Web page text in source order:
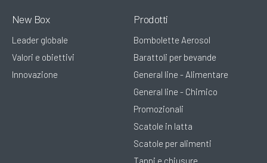
New Box
Leader globale
Valori e obiettivi
Innovazione
Prodotti
Bombolette Aerosol
Barattoli per bevande
General line - Alimentare
General line - Chimico
Promozionali
Scatole in latta
Scatole per alimenti
Tappi e chiusure